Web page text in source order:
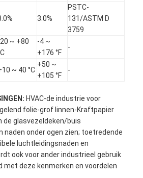
3.0%
PSTC-
131/ASTM D
3759
~ +80
-4 ~
+176 °F
-
~ 40 °C
+50 ~
+105 °F
-
HVAC-de industrie voor
folie-grof linnen-Kraftpapier
de glasvezeldeken/buis
naden onder ogen zien; toetredende
luchtleidingsnaden en
ook voor ander industrieel gebruik
met deze kenmerken en voordelen